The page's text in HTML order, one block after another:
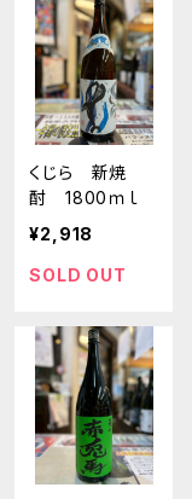
くじら 新焼
酎 1800ｍｌ
¥2,918
SOLD OUT